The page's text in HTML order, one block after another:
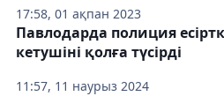
17:58, 01 ақпан 2023
11:57, 11 наурыз 2024
Павлодарда полиция
кетушіні қолға түсірді